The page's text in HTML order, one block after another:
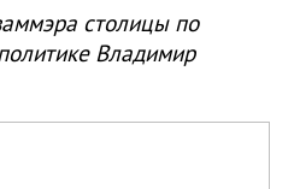
столицы по
Владимир